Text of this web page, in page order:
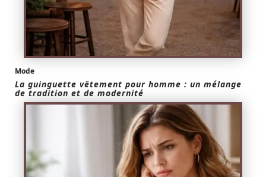
Mode
La guinguette vêtement pour homme : un mélange
de tradition et de modernité